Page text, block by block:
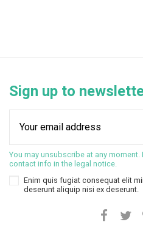
Sign up to
You may unsubscribe at any
contact info in the legal notice.
Enim quis fugiat consequat elit
deserunt aliquip nisi ex deserunt.